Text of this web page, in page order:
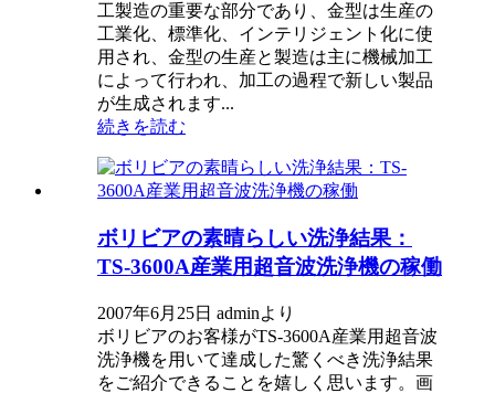
工製造の重要な部分であり、金型は生産の
工業化、標準化、インテリジェント化に使
用され、金型の生産と製造は主に機械加工
によって行われ、加工の過程で新しい製品
が生成されます...
続きを読む
ボリビアの素晴らしい洗浄結果：
TS-3600A産業用超音波洗浄機の稼働
2007年6月25日 adminより
ボリビアのお客様がTS-3600A産業用超音波
洗浄機を用いて達成した驚くべき洗浄結果
をご紹介できることを嬉しく思います。画